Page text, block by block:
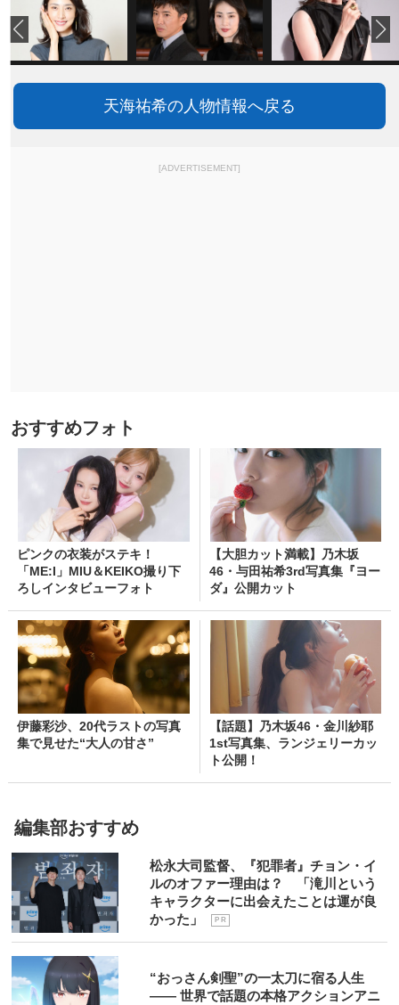
天海祐希の人物情報へ戻る
[ADVERTISEMENT]
おすすめフォト
ピンクの衣装がステキ！
「ME:I」MIU＆KEIKO撮り下
ろしインタビューフォト
【大胆カット満載】乃木坂
46・与田祐希3rd写真集『ヨー
ダ』公開カット
伊藤彩沙、20代ラストの写真
集で見せた“大人の甘さ”
【話題】乃木坂46・金川紗耶
1st写真集、ランジェリーカッ
ト公開！
編集部おすすめ
松永大司監督、『犯罪者』チョン・イ
ルのオファー理由は？ 「滝川という
キャラクターに出会えたことは運が良
かった」
P R
“おっさん剣聖”の一太刀に宿る人生
―― 世界で話題の本格アクションアニ